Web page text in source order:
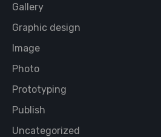
Gallery
Graphic design
Image
Photo
Prototyping
Publish
Uncategorized